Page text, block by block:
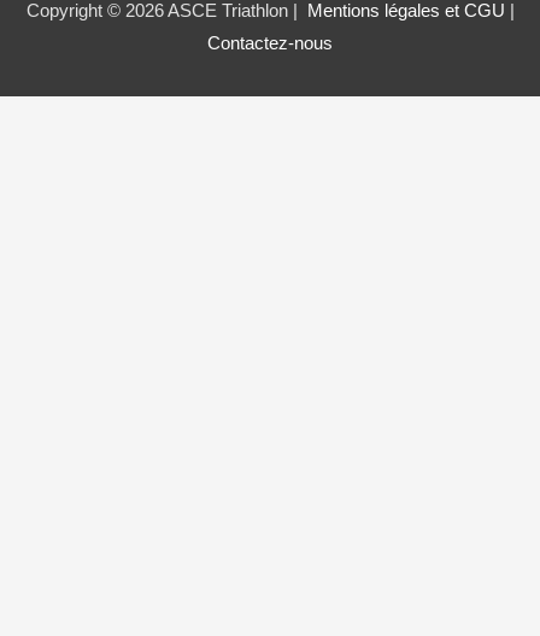
Copyright © 2026 ASCE Triathlon | Mentions légales et CGU
Contactez-nous